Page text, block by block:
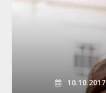
10.10.2017